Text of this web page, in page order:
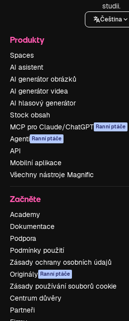
studii.
Čeština
Produkty
Spaces
AI asistent
AI generátor obrázků
AI generátor videa
AI hlasový generátor
Stock obsah
MCP pro Claude/ChatGPT Ranní ptáče
Agenti Ranní ptáče
API
Mobilní aplikace
Všechny nástroje Magnific
Začněte
Academy
Dokumentace
Podpora
Podmínky použití
Zásady ochrany osobních údajů
Originály Ranní ptáče
Zásady používání souborů cookie
Centrum důvěry
Partneři